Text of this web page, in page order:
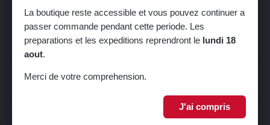
Train
Carrosserie
Sellerie
Serrurerie
🎁 5% de réduction sur votre première
commande !
La boutique reste accessible et vous pouvez continuer a
passer commande pendant cette periode. Les
preparations et les expeditions reprendront le lundi 18
aout.
Merci de votre comprehension.
J'ai compris